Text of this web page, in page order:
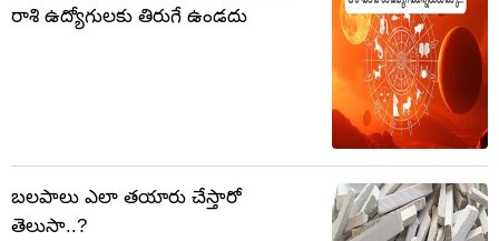
రాశి ఉద్యోగులకు తిరుగే ఉండదు
బలపాలు ఎలా తయారు చేస్తారో
తెలుసా..?